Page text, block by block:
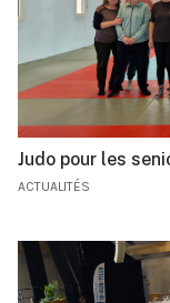
Judo pour les
ACTUALITÉS